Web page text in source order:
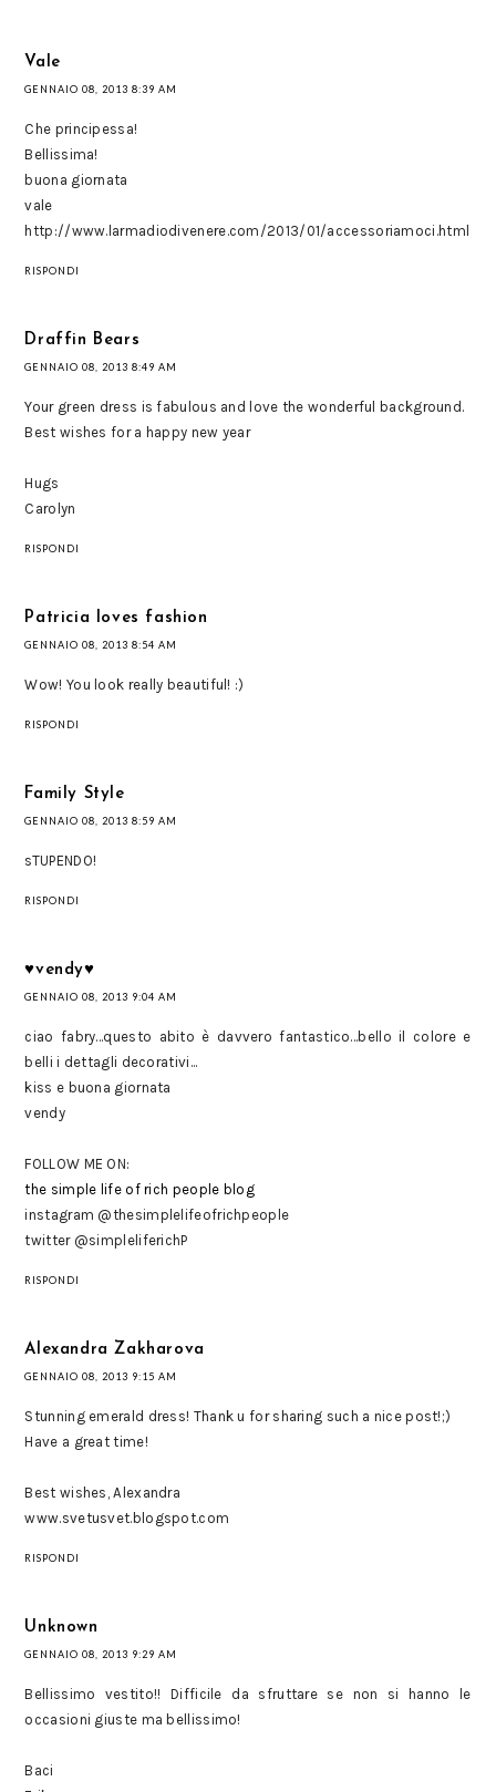
Vale
GENNAIO 08, 2013 8:39 AM
Che principessa!
Bellissima!
buona giornata
vale
http://www.larmadiodivenere.com/2013/01/accessoriamoci.html
RISPONDI
Draffin Bears
GENNAIO 08, 2013 8:49 AM
Your green dress is fabulous and love the wonderful background.
Best wishes for a happy new year
Hugs
Carolyn
RISPONDI
Patricia loves fashion
GENNAIO 08, 2013 8:54 AM
Wow! You look really beautiful! :)
RISPONDI
Family Style
GENNAIO 08, 2013 8:59 AM
sTUPENDO!
RISPONDI
♥vendy♥
GENNAIO 08, 2013 9:04 AM
ciao fabry...questo abito è davvero fantastico...bello il colore e
belli i dettagli decorativi...
kiss e buona giornata
vendy
FOLLOW ME ON:
the simple life of rich people blog
instagram @thesimplelifeofrichpeople
twitter @simpleliferichP
RISPONDI
Alexandra Zakharova
GENNAIO 08, 2013 9:15 AM
Stunning emerald dress! Thank u for sharing such a nice post!;)
Have a great time!
Best wishes, Alexandra
www.svetusvet.blogspot.com
RISPONDI
Unknown
GENNAIO 08, 2013 9:29 AM
Bellissimo vestito!! Difficile da sfruttare se non si hanno le
occasioni giuste ma bellissimo!
Baci